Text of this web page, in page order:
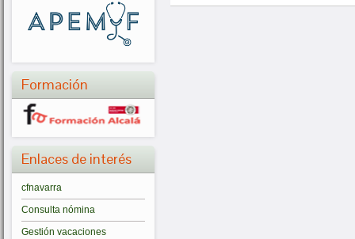
Formación
Enlaces de interés
cfnavarra
Consulta nómina
Gestión vacaciones